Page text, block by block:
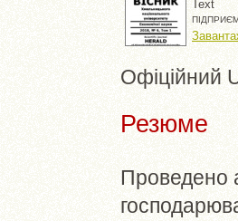
Text
Офіційний
Резюме
Проведено